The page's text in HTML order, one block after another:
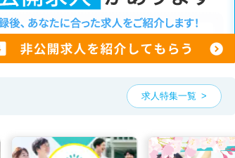
ングした上で求人をご提案いたします。
プした求人特集をぜひご活用ください。
さい。
求人特集一覧